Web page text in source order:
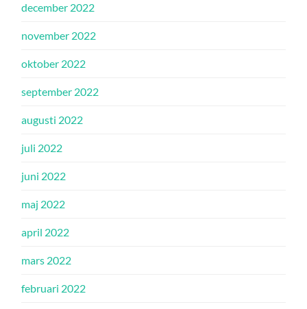
december 2022
november 2022
oktober 2022
september 2022
augusti 2022
juli 2022
juni 2022
maj 2022
april 2022
mars 2022
februari 2022